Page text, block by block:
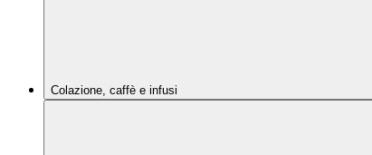
Colazione, caffè e infusi